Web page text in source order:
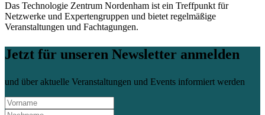
Das Technologie Zentrum Nordenham ist ein Treffpunkt für
Netzwerke und Expertengruppen und bietet regelmäßige
Veranstaltungen und Fachtagungen.
Jetzt für unseren Newsletter anmelden
und über aktuelle Veranstaltungen und Events informiert werden